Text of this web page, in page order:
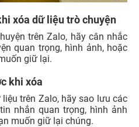
xóa dữ liệu trò chuyện
trên Zalo, hãy cân nhắc
quan trọng, hình ảnh, hoặc
giữ lại.
khi xóa
trên Zalo, hãy sao lưu các
nhắn quan trọng, hình ảnh
muốn giữ lại chúng.